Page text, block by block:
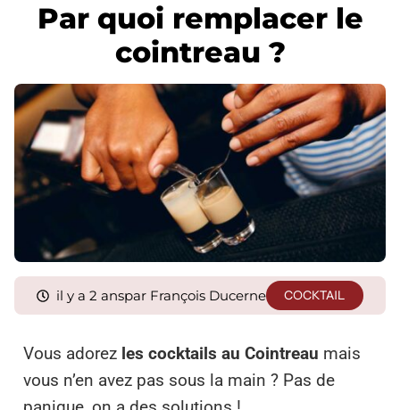
Par quoi remplacer le
cointreau ?
il y a 2 anspar François Ducerne COCKTAIL
Vous adorez les cocktails au Cointreau mais
vous n’en avez pas sous la main ? Pas de